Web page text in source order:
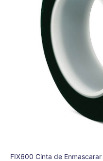
FIX600 Cinta de